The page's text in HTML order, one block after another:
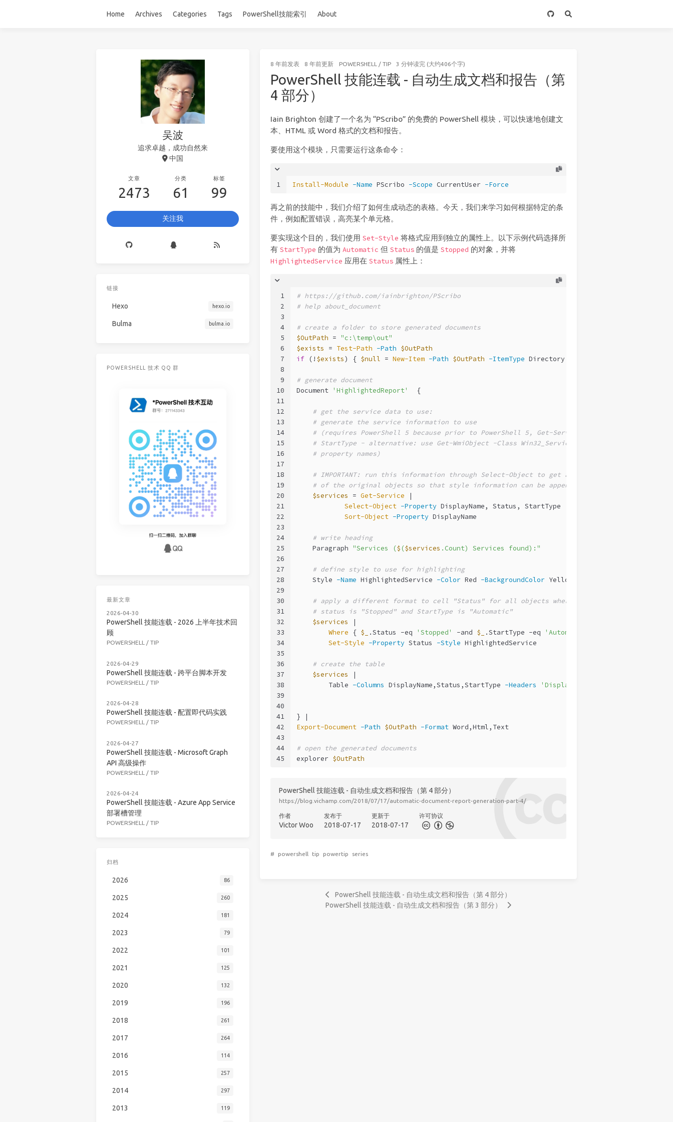
Home Archives Categories Tags PowerShell技能索引 About
8 年前发表 8 年前更新 POWERSHELL / TIP 3 分钟读完 (大约406个字)
PowerShell 技能连载 - 自动生成文档和报告（第
4 部分）
Iain Brighton 创建了一个名为 “PScribo” 的免费的 PowerShell 模块，可以快速地创建文
本、HTML 或 Word 格式的文档和报告。
要使用这个模块，只需要运行这条命令：
1 Install-Module -Name PScribo -Scope CurrentUser -Force
再之前的技能中，我们介绍了如何生成动态的表格。今天，我们来学习如何根据特定的条
件，例如配置错误，高亮某个单元格。
要实现这个目的，我们使用 Set-Style 将格式应用到独立的属性上。以下示例代码选择所
有 StartType 的值为 Automatic 但 Status的值是 Stopped 的对象，并将
HighlightedService 应用在 Status属性上：
1
2
3
4
5
6
7
8
9
10
11
12
13
14
15
16
17
18
19
20
21
22
23
24
25
26
27
28
29
30
31
32
33
34
35
36
37
38
39
40
41
42
43
44
45
# https://github.com/iainbrighton/PScribo
# help about_document
# create a folder to store generated documents
$OutPath = "c:\temp\out"
$exists = Test-Path -Path $OutPath
if (! $exists) { $null = New-Item -Path $OutPath -ItemType Directory
# generate document
Document 'HighlightedReport'
  {
# get the service data to use:
# generate the service information to use
# (requires PowerShell 5 because prior to PowerShell 5, Get-Service does not supply
# StartType - alternative: use Get-WmiObject -Class Win32_Service, and adjust
# property names)
# IMPORTANT: run this information through Select-Object to get a cloned copy
# of the original objects so that style information can be appended
$services = Get-Service |
Select-Object -Property DisplayName, Status, StartType |
Sort-Object -Property DisplayName
# write heading
    Paragraph
"Services ($ ($services .Count) Services found):"
# define style to use for highlighting
    Style
-Name HighlightedService -Color Red -BackgroundColor Yellow
# apply a different format to cell "Status" for all objects where
# status is "Stopped" and StartType is "Automatic"
$services |
Where { $_ .Status -eq 'Stopped' -and $_ .StartType -eq 'Automatic'
Set-Style -Property Status -Style HighlightedService
# create the table
$services |
        Table
-Columns DisplayName,Status,StartType -Headers 'Display Name'
} |
Export-Document -Path $OutPath -Format Word,Html,Text
# open the generated documents
explorer $OutPath
PowerShell 技能连载 - 自动生成文档和报告（第 4 部分）
https://blog.vichamp.com/2018/07/17/automatic-document-report-generation-part-4/
作者
Victor Woo
发布于
2018-07-17
更新于
2018-07-17
许可协议
# powershell tip powertip series
PowerShell 技能连载 - 自动生成文档和报告（第 4 部分）
PowerShell 技能连载 - 自动生成文档和报告（第 3 部分）
吴波
追求卓越，成功自然来
中国
文章
2473
分类
61
标签
99
关注我
链接
Hexo hexo.io
Bulma bulma.io
POWERSHELL 技术 QQ 群
最新文章
2026-04-30
PowerShell 技能连载 - 2026 上半年技术回
顾
POWERSHELL / TIP
2026-04-29
PowerShell 技能连载 - 跨平台脚本开发
POWERSHELL / TIP
2026-04-28
PowerShell 技能连载 - 配置即代码实践
POWERSHELL / TIP
2026-04-27
PowerShell 技能连载 - Microsoft Graph
API 高级操作
POWERSHELL / TIP
2026-04-24
PowerShell 技能连载 - Azure App Service
部署槽管理
POWERSHELL / TIP
归档
2026 86
2025 260
2024 181
2023 79
2022 101
2021 125
2020 132
2019 196
2018 261
2017 264
2016 114
2015 257
2014 297
2013 119